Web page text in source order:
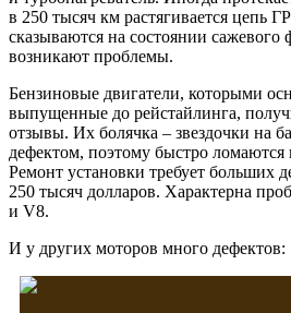
в 250 тысяч км растягивается цепь
сказываются на состоянии
возникают проблемы.
Бензиновые двигатели, которыми
выпущенные до рейстайлинга,
отзывы. Их болячка – звездочки на
дефектом, поэтому быстро ломаются
Ремонт установки требует больших
250 тысяч долларов. Характерна
и V8.
И у других моторов много дефектов: